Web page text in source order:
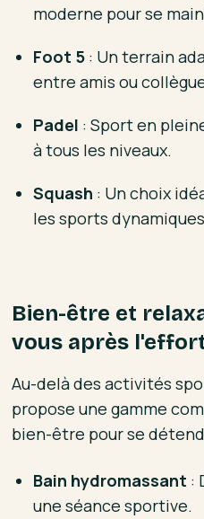
moderne pour se
Foot 5 : Un terrain
entre amis ou
Padel : Sport en
à tous les niveaux.
Squash : Un choix
les sports
Bien-être et
vous après
Au-delà des activités
propose une gamme
bien-être pour se
Bain hydromassant :
une séance sportive.